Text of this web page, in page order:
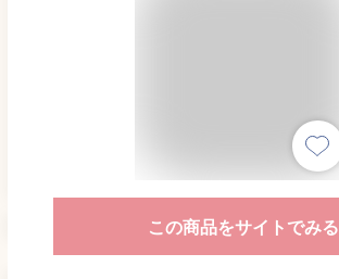
この商品をサイトでみる